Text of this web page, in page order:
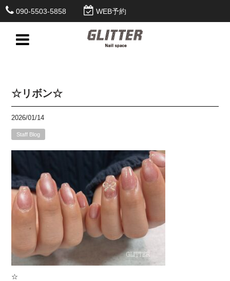
090-5503-5858 WEB予約
☆リボン☆
2026/01/14
Staff Blog
☆